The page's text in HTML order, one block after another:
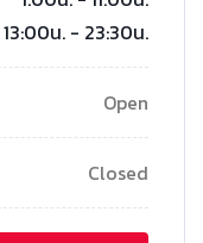
13:00น. - 23:30น.
Open
Closed